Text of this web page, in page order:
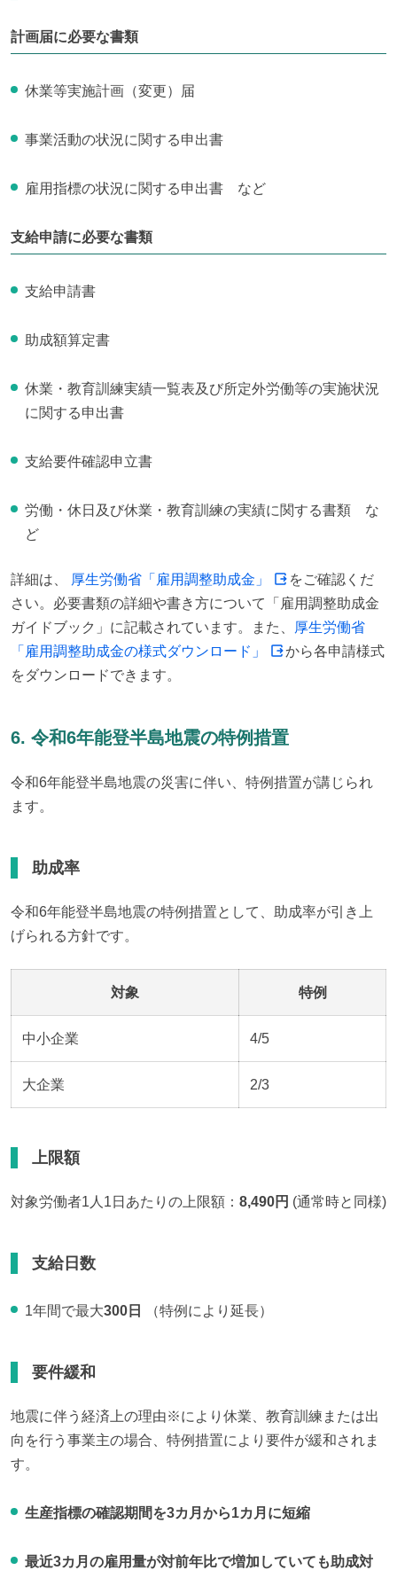
計画届に必要な書類
休業等実施計画（変更）届
事業活動の状況に関する申出書
雇用指標の状況に関する申出書 など
支給申請に必要な書類
支給申請書
助成額算定書
休業・教育訓練実績一覧表及び所定外労働等の実施状況
に関する申出書
支給要件確認申立書
労働・休日及び休業・教育訓練の実績に関する書類 な
ど
詳細は、 厚生労働省「雇用調整助成金」
をご確認くだ
さい。必要書類の詳細や書き方について「雇用調整助成金
ガイドブック」に記載されています。また、
厚生労働省
「雇用調整助成金の様式ダウンロード」
から各申請様式
をダウンロードできます。
6. 令和6年能登半島地震の特例措置
令和6年能登半島地震の災害に伴い、特例措置が講じられ
ます。
助成率
令和6年能登半島地震の特例措置として、助成率が引き上
げられる方針です。
対象 特例
中小企業 4/5
大企業 2/3
上限額
対象労働者1人1日あたりの上限額： 8,490円 (通常時と同様)
支給日数
1年間で最大300日 （特例により延長）
要件緩和
地震に伴う経済上の理由※により休業、教育訓練または出
向を行う事業主の場合、特例措置により要件が緩和されま
す。
生産指標の確認期間を3カ月から1カ月に短縮
最近3カ月の雇用量が対前年比で増加していても助成対